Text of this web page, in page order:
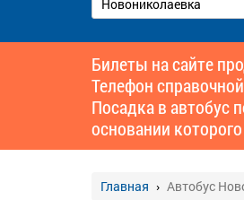
Билеты на сайте
Телефон
Посадка в автобус
основании
Главная Автобус